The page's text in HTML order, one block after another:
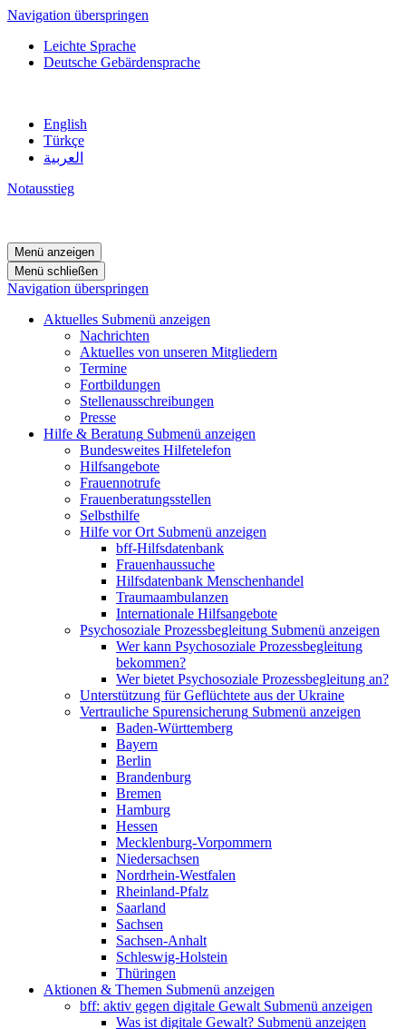
Navigation überspringen
Leichte Sprache
Deutsche Gebärdensprache
English
Türkçe
العربية
Notausstieg
Menü anzeigen
Menü schließen
Navigation überspringen
Aktuelles Submenü anzeigen
Nachrichten
Aktuelles von unseren Mitgliedern
Termine
Fortbildungen
Stellenausschreibungen
Presse
Hilfe & Beratung Submenü anzeigen
Bundesweites Hilfetelefon
Hilfsangebote
Frauennotrufe
Frauenberatungsstellen
Selbsthilfe
Hilfe vor Ort Submenü anzeigen
bff-Hilfsdatenbank
Frauenhaussuche
Hilfsdatenbank Menschenhandel
Traumaambulanzen
Internationale Hilfsangebote
Psychosoziale Prozessbegleitung Submenü anzeigen
Wer kann Psychosoziale Prozessbegleitung
bekommen?
Wer bietet Psychosoziale Prozessbegleitung an?
Unterstützung für Geflüchtete aus der Ukraine
Vertrauliche Spurensicherung Submenü anzeigen
Baden-Württemberg
Bayern
Berlin
Brandenburg
Bremen
Hamburg
Hessen
Mecklenburg-Vorpommern
Niedersachsen
Nordrhein-Westfalen
Rheinland-Pfalz
Saarland
Sachsen
Sachsen-Anhalt
Schleswig-Holstein
Thüringen
Aktionen & Themen Submenü anzeigen
bff: aktiv gegen digitale Gewalt Submenü anzeigen
Was ist digitale Gewalt? Submenü anzeigen